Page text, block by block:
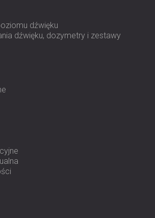
dźwięku
dźwięku, dozymetry i zestawy